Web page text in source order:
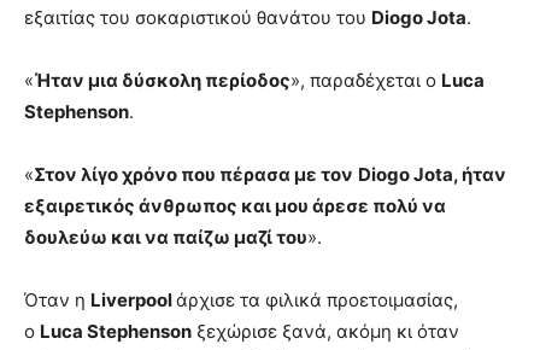
εξαιτίας του σοκαριστικού θανάτου του Diogo Jota.
«Ήταν μια δύσκολη περίοδος», παραδέχεται ο Luca
Stephenson.
«Στον λίγο χρόνο που πέρασα με τον Diogo Jota, ήταν
εξαιρετικός άνθρωπος και μου άρεσε πολύ να
δουλεύω και να παίζω μαζί του».
Όταν η Liverpoolάρχισε τα φιλικά προετοιμασίας,
ο Luca Stephenson ξεχώρισε ξανά, ακόμη κι όταν